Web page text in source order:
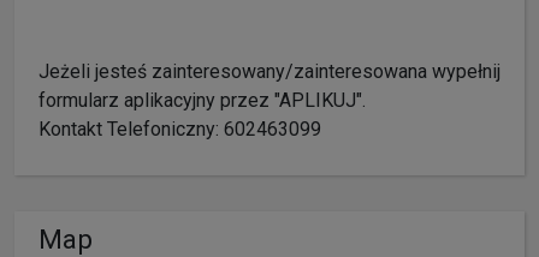
Jeżeli jesteś zainteresowany/zainteresowana wypełnij
formularz aplikacyjny przez "APLIKUJ".
Kontakt Telefoniczny: 602463099
Map